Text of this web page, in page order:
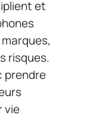
et
risques.
prendre
vie